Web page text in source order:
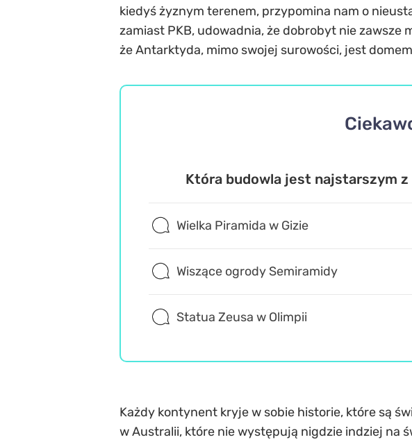
kiedyś żyznym terenem, przypomina nam o
zamiast PKB, udowadnia, że dobrobyt nie zawsze
że Antarktyda, mimo swojej surowości, jest
Która budowla jest najstarszym
Wielka Piramida w Gizie
Wiszące ogrody Semiramidy
Statua Zeusa w Olimpii
Każdy kontynent kryje w sobie historie, które są
w Australii, które nie występują nigdzie indziej na